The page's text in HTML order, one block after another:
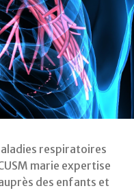
respiratoires
marie expertise
des enfants et